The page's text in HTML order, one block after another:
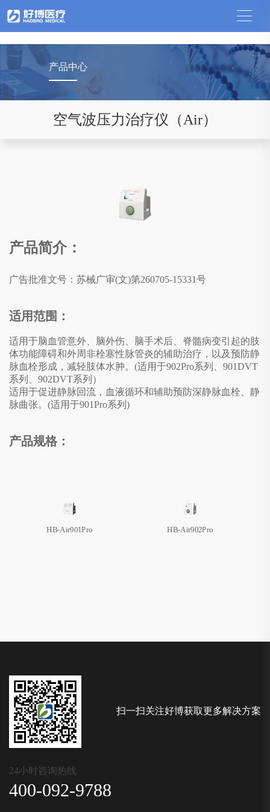
产品中心
空气波压力治疗仪（Air）
产品简介：
广告批准文号：苏械广审(文)第260705-15331号
适用范围：
适用于脑血管意外、脑外伤、脑手术后、脊髓病变引起的肢
体功能障碍和外周非栓塞性脉管炎的辅助治疗，以及预防静
脉血栓形成，减轻肢体水肿。(适用于902Pro系列、901DVT
系列、902DVT系列）
适用于促进静脉回流，血液循环和辅助预防深静脉血栓、静
脉曲张。(适用于901Pro系列)
产品规格：
HB-Air901Pro HB-Air902Pro
扫一扫关注好博获取更多解决方案
24小时咨询热线
400-092-9788